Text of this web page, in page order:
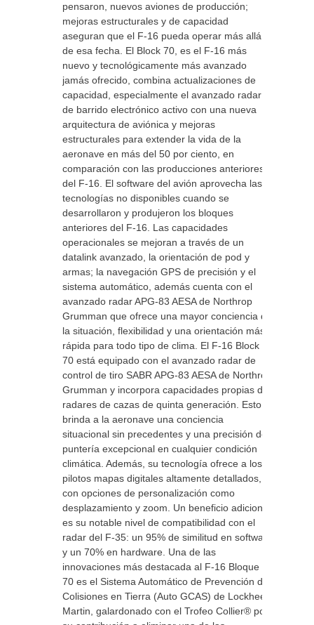
pensaron, nuevos aviones de producción;
mejoras estructurales y de capacidad
aseguran que el F-16 pueda operar más allá
de esa fecha. El Block 70, es el F-16 más
nuevo y tecnológicamente más avanzado
jamás ofrecido, combina actualizaciones de
capacidad, especialmente el avanzado radar
de barrido electrónico activo con una nueva
arquitectura de aviónica y mejoras
estructurales para extender la vida de la
aeronave en más del 50 por ciento, en
comparación con las producciones anteriores
del F-16. El software del avión aprovecha las
tecnologías no disponibles cuando se
desarrollaron y produjeron los bloques
anteriores del F-16. Las capacidades
operacionales se mejoran a través de un
datalink avanzado, la orientación de pod y
armas; la navegación GPS de precisión y el
sistema automático, además cuenta con el
avanzado radar APG-83 AESA de Northrop
Grumman que ofrece una mayor conciencia de
la situación, flexibilidad y una orientación más
rápida para todo tipo de clima. El F-16 Block
70 está equipado con el avanzado radar de
control de tiro SABR APG-83 AESA de Northrop
Grumman y incorpora capacidades propias de
radares de cazas de quinta generación. Esto le
brinda a la aeronave una conciencia
situacional sin precedentes y una precisión de
puntería excepcional en cualquier condición
climática. Además, su tecnología ofrece a los
pilotos mapas digitales altamente detallados,
con opciones de personalización como
desplazamiento y zoom. Un beneficio adicional
es su notable nivel de compatibilidad con el
radar del F-35: un 95% de similitud en software
y un 70% en hardware. Una de las
innovaciones más destacada al F-16 Bloque
70 es el Sistema Automático de Prevención de
Colisiones en Tierra (Auto GCAS) de Lockheed
Martin, galardonado con el Trofeo Collier® por